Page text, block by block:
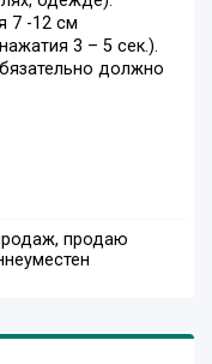
7 -12 см
3 – 5 сек.).
должно
продаю
неуместен